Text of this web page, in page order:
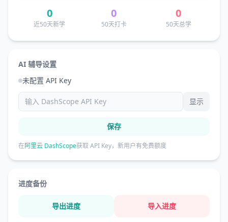
0
近50天新学
0
50天打卡
0
50天总学
AI 辅导设置
未配置 API Key
显示
保存
在阿里云 DashScope获取 API Key，新用户有免费额度
进度备份
导出进度 导入进度